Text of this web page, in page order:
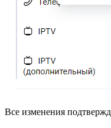
Все изменения